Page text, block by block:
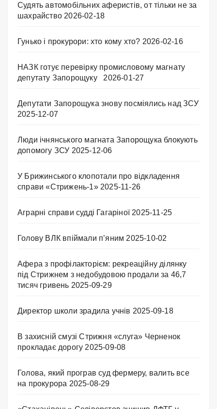
Судять автомобільних аферистів, от тільки не за
шахрайство 2026-02-18
Гунько і прокурори: хто кому хто? 2026-02-16
НАЗК готує перевірку промисловому магнату
депутату Запорощуку
2026-01-27
Депутати Запорощука знову посміялись над ЗСУ
2025-12-07
Люди ічнянського магната Запорощука блокують
допомогу ЗСУ 2025-12-06
У Брижинського клопотали про відкладення
справи «Стрижень-1» 2025-11-26
Аграрні справи судді Гагаріної 2025-11-25
Голову ВЛК впіймали п’яним 2025-10-02
Афера з профілакторієм: рекреаційну ділянку
під Стрижнем з недобудовою продали за 46,7
тисяч гривень 2025-09-29
Директор школи зрадила учнів 2025-09-18
В захисній смузі Стрижня «слуга» Черненок
прокладає дорогу 2025-09-08
Голова, який програв суд фермеру, валить все
на прокурора 2025-08-29